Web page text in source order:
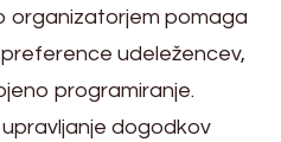
organizatorjem pomaga
udeležencev,
programiranje.
dogodkov